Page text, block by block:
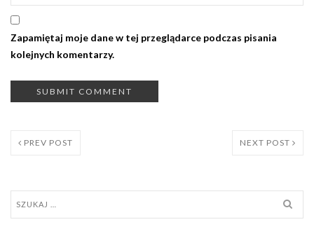
Zapamiętaj moje dane w tej przeglądarce podczas pisania
kolejnych komentarzy.
PREV POST NEXT POST